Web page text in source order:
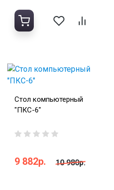
Стол компьютерный
"ПКС-6"
9 882р. 10 980р.